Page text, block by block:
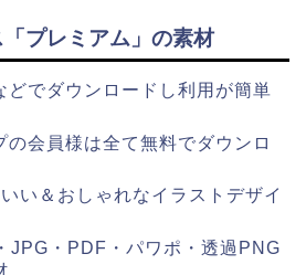
プレミアム」の素材
どでダウンロードし利用が簡単
の会員様は全て無料でダウンロ
い＆おしゃれなイラストデザイ
JPG・PDF・パワポ・透過PNG